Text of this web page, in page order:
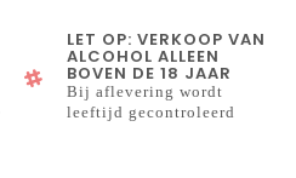
LET OP: VERKOOP VAN
ALCOHOL ALLEEN
BOVEN DE 18 JAAR
Bij aflevering wordt
leeftijd gecontroleerd